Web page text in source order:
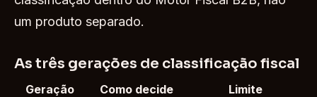
um produto separado.
As três gerações de classificação fiscal
Geração Como decide Limite